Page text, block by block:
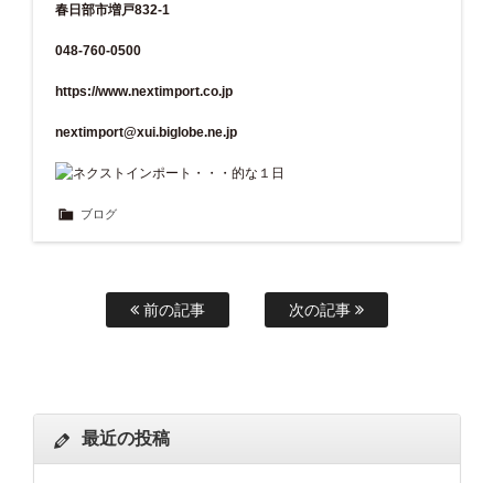
春日部市増戸832-1
048-760-0500
https://www.nextimport.co.jp
nextimport@xui.biglobe.ne.jp
ブログ
前の記事 次の記事
最近の投稿